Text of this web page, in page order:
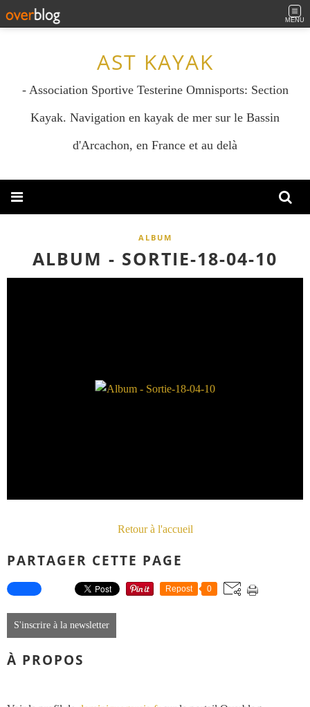
MENU
AST KAYAK
- Association Sportive Testerine Omnisports: Section
Kayak. Navigation en kayak de mer sur le Bassin
d'Arcachon, en France et au delà
ALBUM
ALBUM - SORTIE-18-04-10
Retour à l'accueil
PARTAGER CETTE PAGE
Repost 0
S'inscrire à la newsletter
À PROPOS